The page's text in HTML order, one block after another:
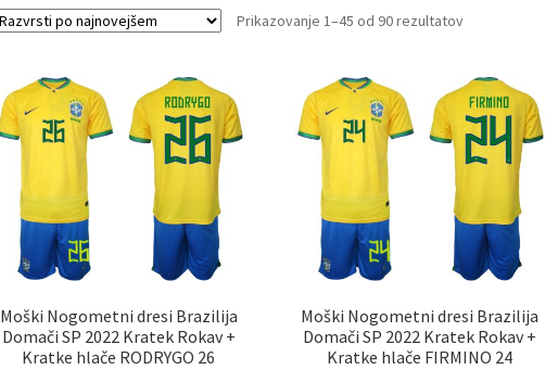
Prikazovanje 1–45 od 90 rezultatovSorted
Moški Nogometni dresi Brazilija
Domači SP 2022 Kratek Rokav +
Kratke hlače RODRYGO 26
Moški Nogometni dresi Brazilija
Domači SP 2022 Kratek Rokav +
Kratke hlače FIRMINO 24